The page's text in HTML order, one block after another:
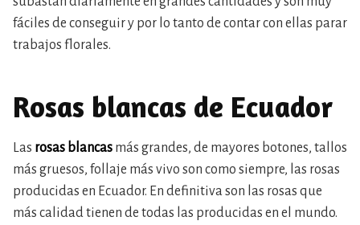
fáciles de conseguir y por lo tanto de contar con ellas parar
trabajos florales.
Rosas blancas de Ecuador
Las rosas blancas más grandes, de mayores botones, tallos
más gruesos, follaje más vivo son como siempre, las rosas
producidas en Ecuador. En definitiva son las rosas que
más calidad tienen de todas las producidas en el mundo.